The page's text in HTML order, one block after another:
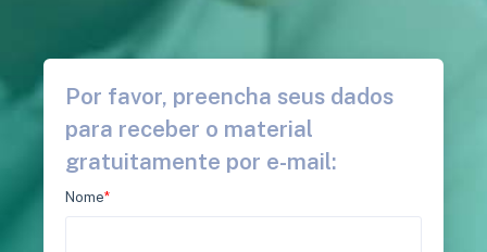
Por favor, preencha seus dados
para receber o material
gratuitamente por e-mail:
Nome*